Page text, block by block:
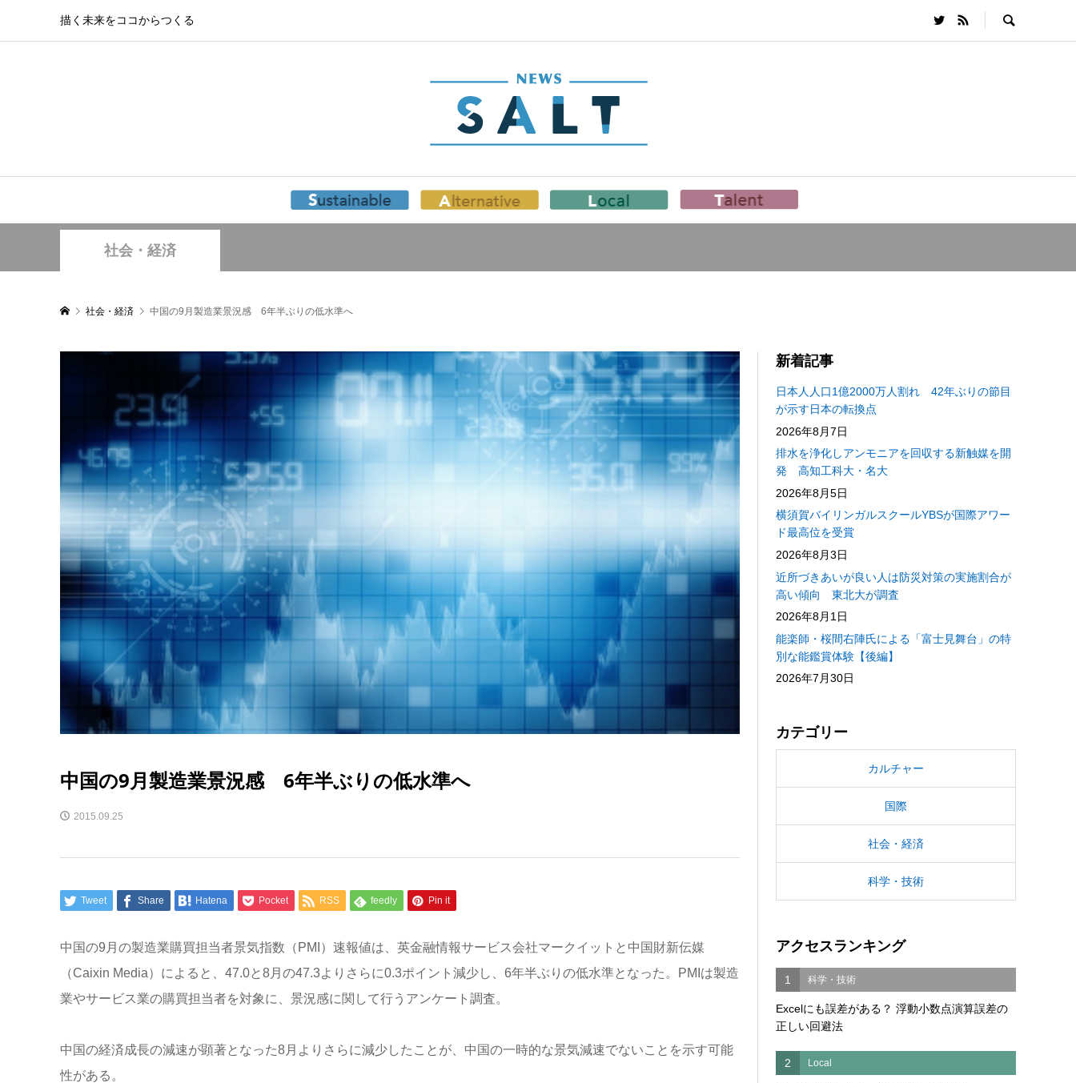
描く未来をココからつくる
社会・経済
社会・経済 中国の9月製造業景況感 6年半ぶりの低水準へ
中国の9月製造業景況感 6年半ぶりの低水準へ
2015.09.25
Tweet Share Hatena Pocket RSS feedly Pin it
中国の9月の製造業購買担当者景気指数（PMI）速報値は、英金融情報サービス会社マークイットと中国財新伝媒
（Caixin Media）によると、47.0と8月の47.3よりさらに0.3ポイント減少し、6年半ぶりの低水準となった。PMIは製造
業やサービス業の購買担当者を対象に、景況感に関して行うアンケート調査。
中国の経済成長の減速が顕著となった8月よりさらに減少したことが、中国の一時的な景気減速でないことを示す可能
性がある。
新着記事
日本人人口1億2000万人割れ 42年ぶりの節目
が示す日本の転換点
2026年8月7日
排水を浄化しアンモニアを回収する新触媒を開
発 高知工科大・名大
2026年8月5日
横須賀バイリンガルスクールYBSが国際アワー
ド最高位を受賞
2026年8月3日
近所づきあいが良い人は防災対策の実施割合が
高い傾向 東北大が調査
2026年8月1日
能楽師・桜間右陣氏による「富士見舞台」の特
別な能鑑賞体験【後編】
2026年7月30日
カテゴリー
カルチャー
国際
社会・経済
科学・技術
アクセスランキング
1 科学・技術
Excelにも誤差がある？ 浮動小数点演算誤差の
正しい回避法
2 Local